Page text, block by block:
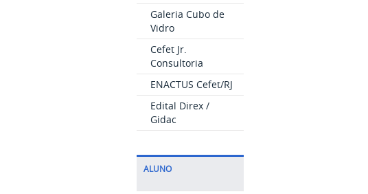
Galeria Cubo de
Vidro
Cefet Jr.
Consultoria
ENACTUS Cefet/RJ
Edital Direx /
Gidac
ALUNO